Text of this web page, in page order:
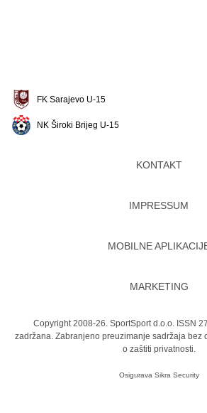
FK Sarajevo U-15
NK Široki Brijeg U-15
KONTAKT
IMPRESSUM
MOBILNE
MARKETING
Copyright 2008-26. SportSport d.o.o. ISSN
zadržana. Zabranjeno preuzimanje sadržaja bez
o zaštiti privatnosti.
Osigurava Sikra Security